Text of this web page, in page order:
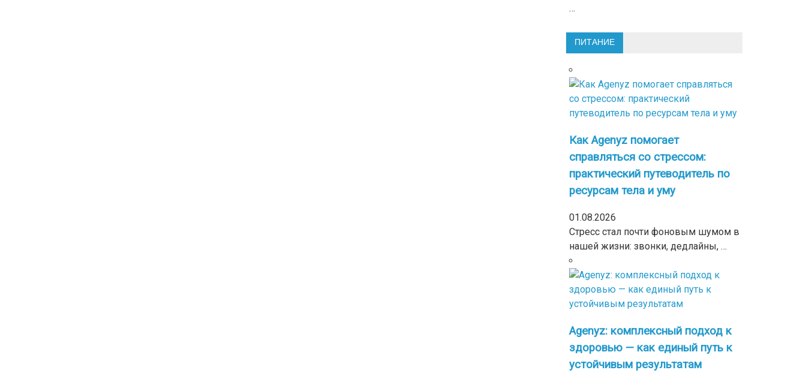
…
ПИТАНИЕ
Как Agenyz помогает
справляться со стрессом:
практический путеводитель по
ресурсам тела и уму
01.08.2026
Стресс стал почти фоновым шумом в
нашей жизни: звонки, дедлайны, …
Agenyz: комплексный подход к
здоровью — как единый путь к
устойчивым результатам